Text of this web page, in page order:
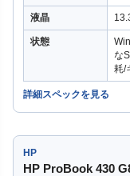
液晶
状態
な
耗/
詳細スペックを見る
HP
HP ProBook 430